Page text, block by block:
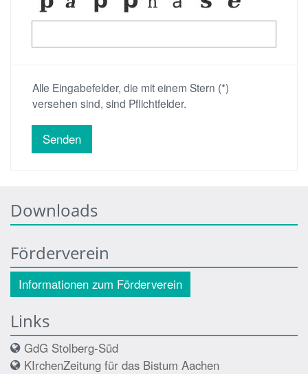
Alle Eingabefelder, die mit einem Stern (*)
versehen sind, sind Pflichtfelder.
Downloads
Förderverein
Informationen zum Förderverein
Links
GdG Stolberg-Süd
KIrchenZeitung für das Bistum Aachen